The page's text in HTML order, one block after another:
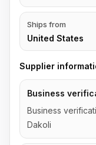
Ships from
United States
Supplier
Business
Business
Dakoli